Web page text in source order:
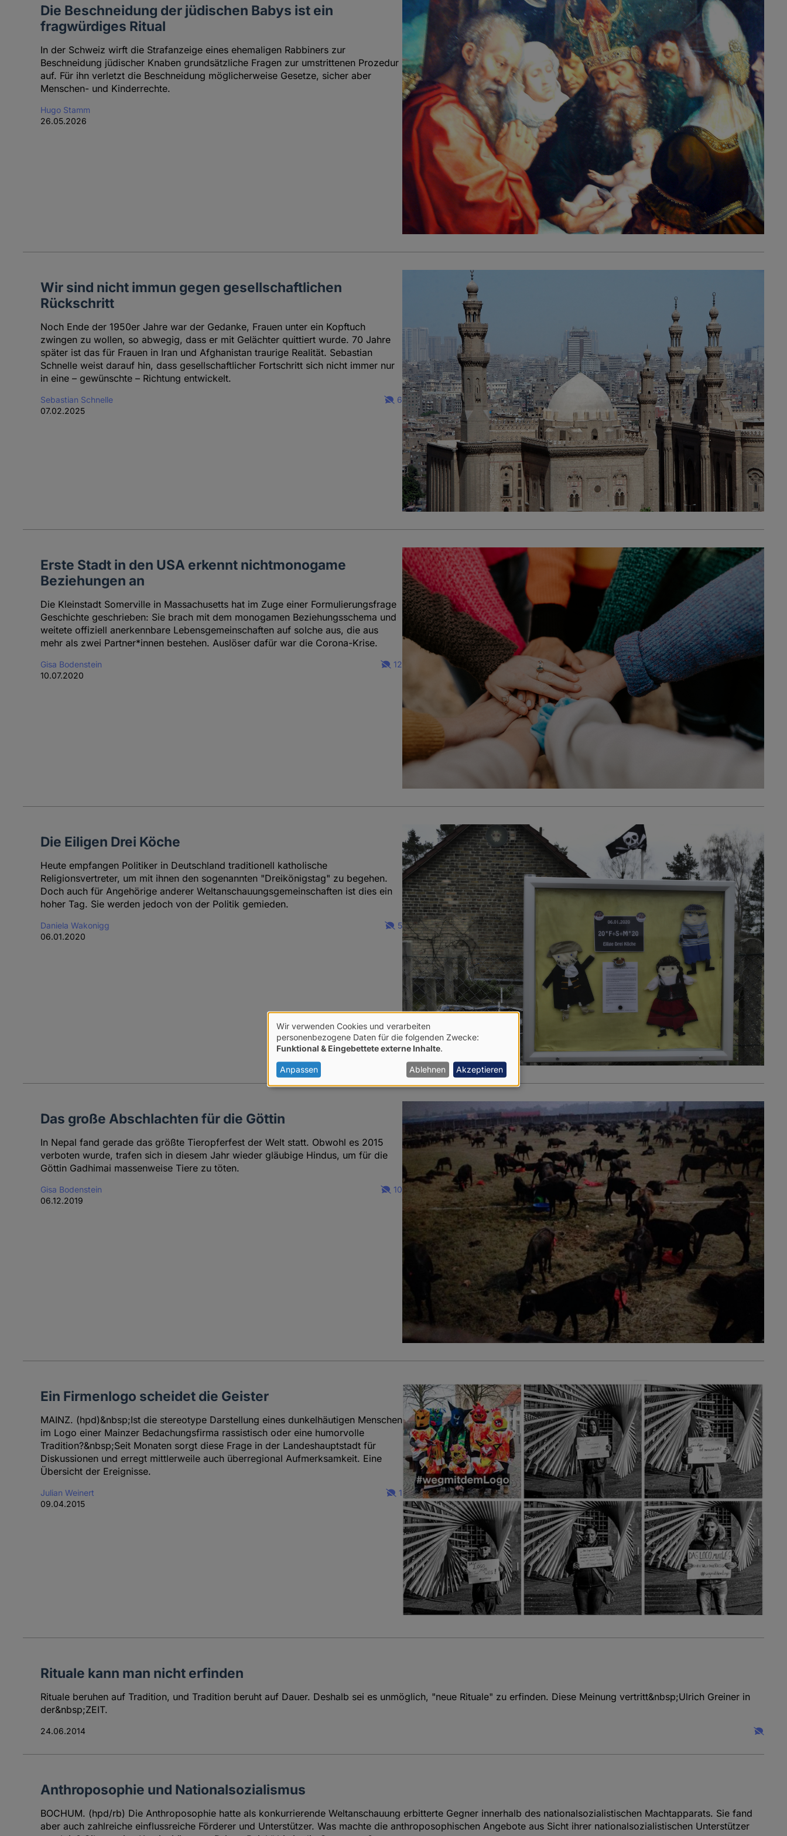
Die Beschneidung der jüdischen Babys ist ein
fragwürdiges Ritual
In der Schweiz wirft die Strafanzeige eines ehemaligen Rabbiners zur
Beschneidung jüdischer Knaben grundsätzliche Fragen zur umstrittenen Prozedur
auf. Für ihn verletzt die Beschneidung möglicherweise Gesetze, sicher aber
Menschen- und Kinderrechte.
Hugo Stamm
26.05.2026
Wir sind nicht immun gegen gesellschaftlichen
Rückschritt
Noch Ende der 1950er Jahre war der Gedanke, Frauen unter ein Kopftuch
zwingen zu wollen, so abwegig, dass er mit Gelächter quittiert wurde. 70 Jahre
später ist das für Frauen in Iran und Afghanistan traurige Realität. Sebastian
Schnelle weist darauf hin, dass gesellschaftlicher Fortschritt sich nicht immer nur
in eine – gewünschte – Richtung entwickelt.
Sebastian Schnelle
07.02.2025
6
Erste Stadt in den USA erkennt nichtmonogame
Beziehungen an
Die Kleinstadt Somerville in Massachusetts hat im Zuge einer Formulierungsfrage
Geschichte geschrieben: Sie brach mit dem monogamen Beziehungsschema und
weitete offiziell anerkennbare Lebensgemeinschaften auf solche aus, die aus
mehr als zwei Partner*innen bestehen. Auslöser dafür war die Corona-Krise.
Gisa Bodenstein
10.07.2020
12
Die Eiligen Drei Köche
Heute empfangen Politiker in Deutschland traditionell katholische
Religionsvertreter, um mit ihnen den sogenannten "Dreikönigstag" zu begehen.
Doch auch für Angehörige anderer Weltanschauungsgemeinschaften ist dies ein
hoher Tag. Sie werden jedoch von der Politik gemieden.
Daniela Wakonigg
06.01.2020
5
Das große Abschlachten für die Göttin
In Nepal fand gerade das größte Tieropferfest der Welt statt. Obwohl es 2015
verboten wurde, trafen sich in diesem Jahr wieder gläubige Hindus, um für die
Göttin Gadhimai massenweise Tiere zu töten.
Gisa Bodenstein
06.12.2019
10
Ein Firmenlogo scheidet die Geister
MAINZ. (hpd)&nbsp;Ist die stereotype Darstellung eines dunkelhäutigen Menschen
im Logo einer Mainzer Bedachungsfirma rassistisch oder eine humorvolle
Tradition?&nbsp;Seit Monaten sorgt diese Frage in der Landeshauptstadt für
Diskussionen und erregt mittlerweile auch überregional Aufmerksamkeit. Eine
Übersicht der Ereignisse.
Julian Weinert
09.04.2015
1
Rituale kann man nicht erfinden
Rituale beruhen auf Tradition, und Tradition beruht auf Dauer. Deshalb sei es unmöglich, "neue Rituale" zu erfinden. Diese Meinung vertritt&nbsp;Ulrich Greiner in
der&nbsp;ZEIT.
24.06.2014
Anthroposophie und Nationalsozialismus
BOCHUM. (hpd/rb) Die Anthroposophie hatte als konkurrierende Weltanschauung erbitterte Gegner innerhalb des nationalsozialistischen Machtapparats. Sie fand
aber auch zahlreiche einflussreiche Förderer und Unterstützer. Was machte die anthroposophischen Angebote aus Sicht ihrer nationalsozialistischen Unterstützer
Verwendung
von
personenbezogenen
Daten
Cookies
Wir verwenden Cookies und verarbeiten
personenbezogene Daten für die folgenden Zwecke:
Funktional & Eingebettete externe Inhalte
Anpassen Ablehnen Akzeptieren